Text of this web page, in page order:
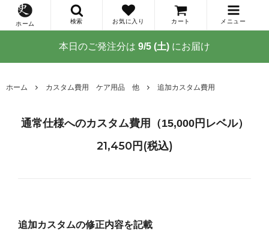
ホーム 検索 お気に入り カート メニュー
本日のご発注分は 9/5 (土) にお届け
ホーム カスタム費用 ケア用品 他 追加カスタム費用
通常仕様へのカスタム費用（15,000円レベル）
21,450円(税込)
追加カスタムの修正内容を記載